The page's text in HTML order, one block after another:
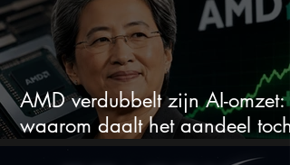
AMD verdubbelt zijn AI-omzet:
waarom daalt het aandeel toch
hard?